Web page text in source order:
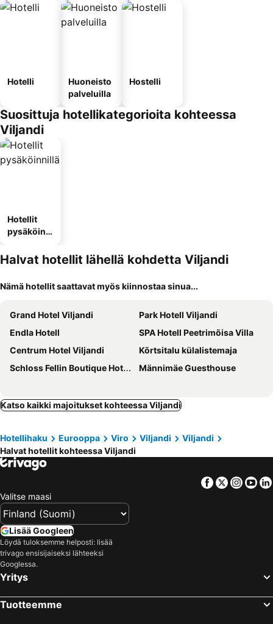
Hotelli
Huoneisto
palveluilla
Hostelli
Suosittuja hotellikategorioita kohteessa
Viljandi
Hotellit
pysäköinni
Halvat hotellit lähellä kohdetta Viljandi
Nämä hotellit saattavat myös kiinnostaa sinua...
Grand Hotel Viljandi
Park Hotell Viljandi
Endla Hotell
SPA Hotell Peetrimõisa Villa
Centrum Hotel Viljandi
Kõrtsitalu külalistemaja
Schloss Fellin Boutique Hotel and Spa
Männimäe Guesthouse
Katso kaikki majoitukset kohteessa Viljandi
Hotellihaku Eurooppa Viro Viljandi
Viljandi
Halvat hotellit kohteessa Viljandi
Facebook
Twitter
Valitse maasi
Lisää Googleen
Löydä tuloksemme helposti: lisää
trivago ensisijaiseksi lähteeksi
Googlessa.
Yritys
Tuotteemme